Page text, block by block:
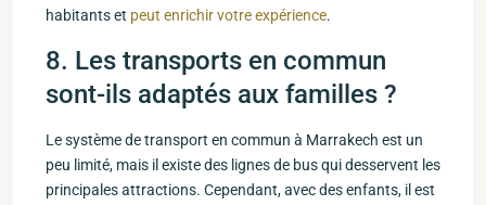
habitants et peut enrichir votre expérience.
8. Les transports en commun
sont-ils adaptés aux familles ?
Le système ⁣de transport en commun à Marrakech est un
peu limité, mais il existe des lignes de bus qui desservent les
principales attractions. Cependant, avec des enfants, il est